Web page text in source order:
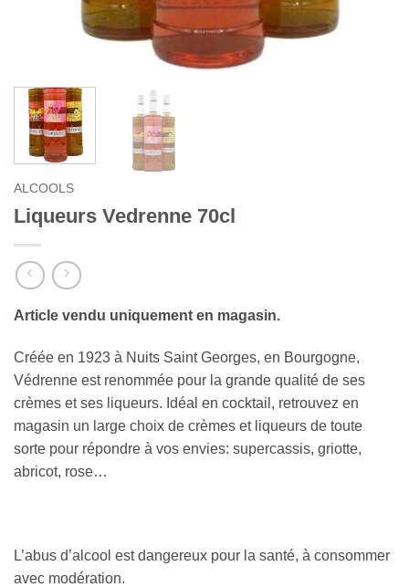
ALCOOLS
Liqueurs Vedrenne 70cl
Article vendu uniquement en magasin.
Créée en 1923 à Nuits Saint Georges, en Bourgogne,
Védrenne est renommée pour la grande qualité de ses
crèmes et ses liqueurs. Idéal en cocktail, retrouvez en
magasin un large choix de crèmes et liqueurs de toute
sorte pour répondre à vos envies: supercassis, griotte,
abricot, rose…
L’abus d’alcool est dangereux pour la santé, à consommer
avec modération.